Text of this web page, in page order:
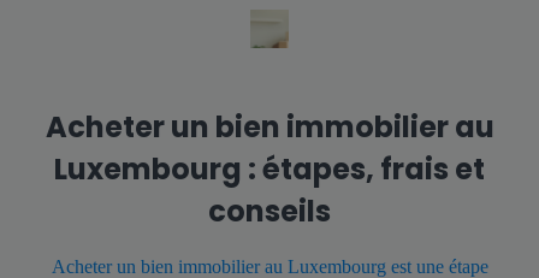
Acheter un bien immobilier au
Luxembourg : étapes, frais et
conseils
Acheter un bien immobilier au Luxembourg est une étape